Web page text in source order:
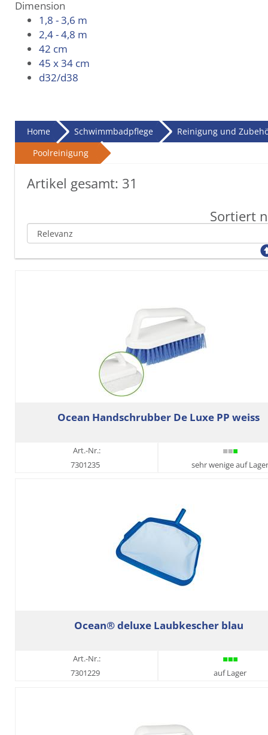
Dimension
1,8 - 3,6 m
2,4 - 4,8 m
42 cm
45 x 34 cm
d32/d38
Home Schwimmbadpflege
Reinigung und
Poolreinigung
Artikel gesamt: 31
Sortiert
Ocean Handschrubber De Luxe PP weiss
Art.-Nr.:
7301235
sehr wenige auf Lager
Ocean® deluxe Laubkescher blau
Art.-Nr.:
7301229
auf Lager